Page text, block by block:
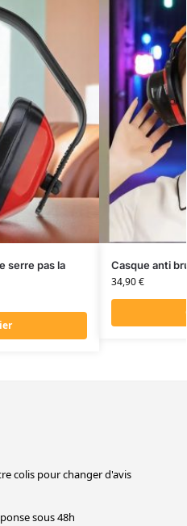
serre pas la
Casque anti
34,90€
colis pour changer d'avis
sous 48h